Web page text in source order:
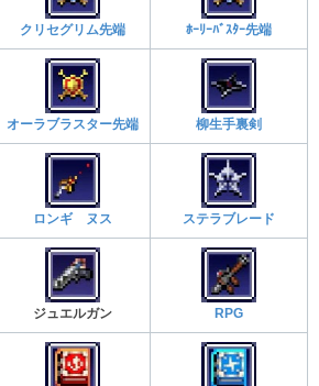
クリセグリム先端 ﾎｰﾘｰﾊﾞｽﾀｰ先端
オーラブラスター先端 柳生手裏剣
ロンギ ヌス ステラブレード
ジュエルガン RPG